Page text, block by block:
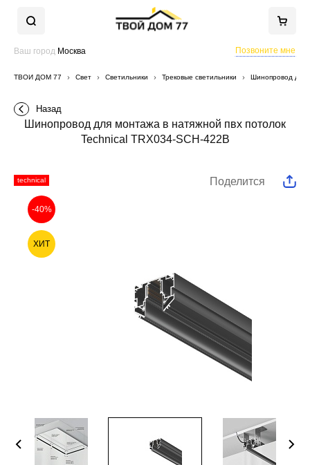
Ваш город Москва Позвоните мне
ТВОЙ ДОМ 77 Свет Светильники Трековые светильники Шинопровод для
Назад
Шинопровод для монтажа в натяжной пвх потолок
Technical TRX034-SCH-422B
technical Поделится
-40%
ХИТ